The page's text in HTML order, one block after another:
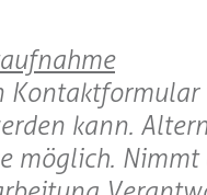
kann.
möglich.